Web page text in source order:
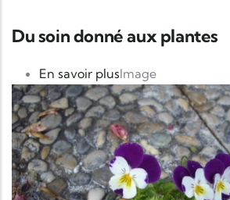
Du soin donné aux plantes
En savoir plussur Du soin donné
Image